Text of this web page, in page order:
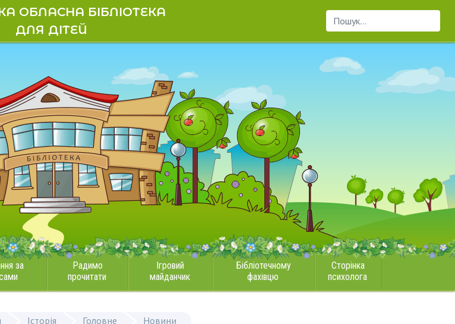
ОБЛАСНА БІБЛІОТЕКА
ДЛЯ ДІТЕЙ
Пошук...
за
Радимо
прочитати
Ігровий
майданчик
Бібліотечному
фахівцю
Сторінка
психолога
Історія Головне Новини